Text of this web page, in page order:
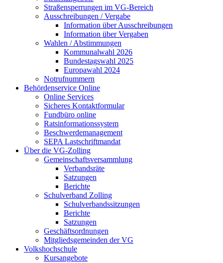
Straßensperrungen im VG-Bereich
Ausschreibungen / Vergabe
Information über Ausschreibungen
Information über Vergaben
Wahlen / Abstimmungen
Kommunalwahl 2026
Bundestagswahl 2025
Europawahl 2024
Notrufnummern
Behördenservice Online
Online Services
Sicheres Kontaktformular
Fundbüro online
Ratsinformationssystem
Beschwerdemanagement
SEPA Lastschriftmandat
Über die VG-Zolling
Gemeinschaftsversammlung
Verbandsräte
Satzungen
Berichte
Schulverband Zolling
Schulverbandssitzungen
Berichte
Satzungen
Geschäftsordnungen
Mitgliedsgemeinden der VG
Volkshochschule
Kursangebote